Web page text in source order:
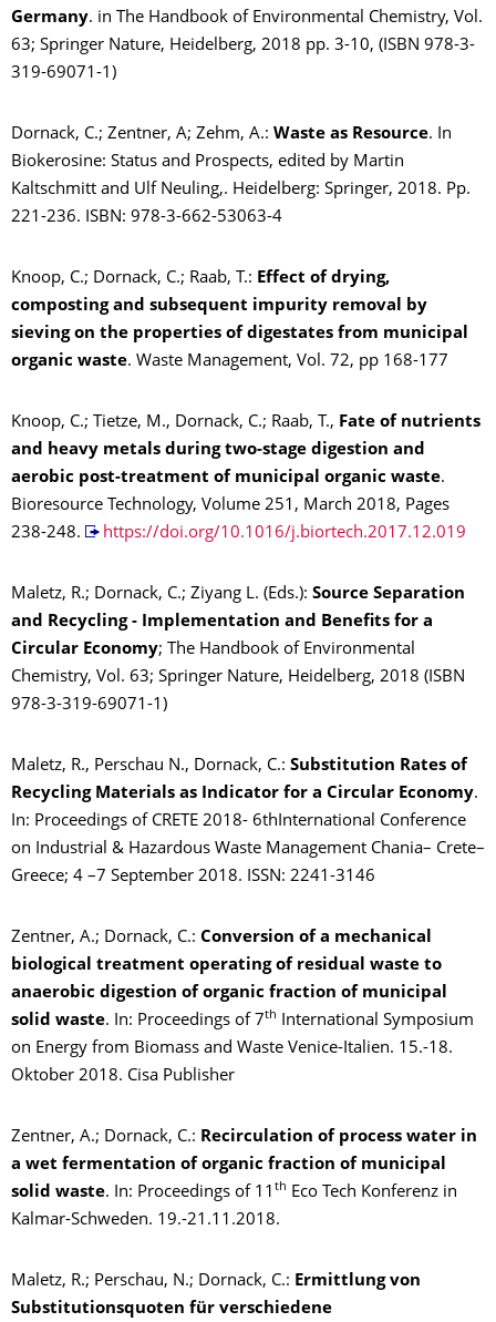
Germany. in The Handbook of Environmental Chemistry, Vol.
63; Springer Nature, Heidelberg, 2018 pp. 3-10, (ISBN 978-3-
319-69071-1)
Dornack, C.; Zentner, A; Zehm, A.: Waste as Resource. In
Biokerosine: Status and Prospects, edited by Martin
Kaltschmitt and Ulf Neuling,. Heidelberg: Springer, 2018. Pp.
221-236. ISBN: 978-3-662-53063-4
Knoop, C.; Dornack, C.; Raab, T.: Effect of drying,
composting and subsequent impurity removal by
sieving on the properties of digestates from municipal
organic waste. Waste Management, Vol. 72, pp 168-177
Knoop, C.; Tietze, M., Dornack, C.; Raab, T., Fate of nutrients
and heavy metals during two-stage digestion and
aerobic post-treatment of municipal organic waste.
Bioresource Technology, Volume 251, March 2018, Pages
238-248.
https://doi.org/10.1016/j.biortech.2017.12.019
Maletz, R.; Dornack, C.; Ziyang L. (Eds.): Source Separation
and Recycling - Implementation and Benefits for a
Circular Economy; The Handbook of Environmental
Chemistry, Vol. 63; Springer Nature, Heidelberg, 2018 (ISBN
978-3-319-69071-1)
Maletz, R., Perschau N., Dornack, C.: Substitution Rates of
Recycling Materials as Indicator for a Circular Economy.
In: Proceedings of CRETE 2018- 6thInternational Conference
on Industrial & Hazardous Waste Management Chania– Crete–
Greece; 4 –7 September 2018. ISSN: 2241-3146
Zentner, A.; Dornack, C.: Conversion of a mechanical
biological treatment operating of residual waste to
anaerobic digestion of organic fraction of municipal
solid waste. In: Proceedings of 7th International Symposium
on Energy from Biomass and Waste Venice-Italien. 15.-18.
Oktober 2018. Cisa Publisher
Zentner, A.; Dornack, C.: Recirculation of process water in
a wet fermentation of organic fraction of municipal
solid waste. In: Proceedings of 11 th Eco Tech Konferenz in
Kalmar-Schweden. 19.-21.11.2018.
Maletz, R.; Perschau, N.; Dornack, C.: Ermittlung von
Substitutionsquoten für verschiedene